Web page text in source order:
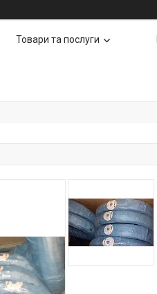
Товари та послуги